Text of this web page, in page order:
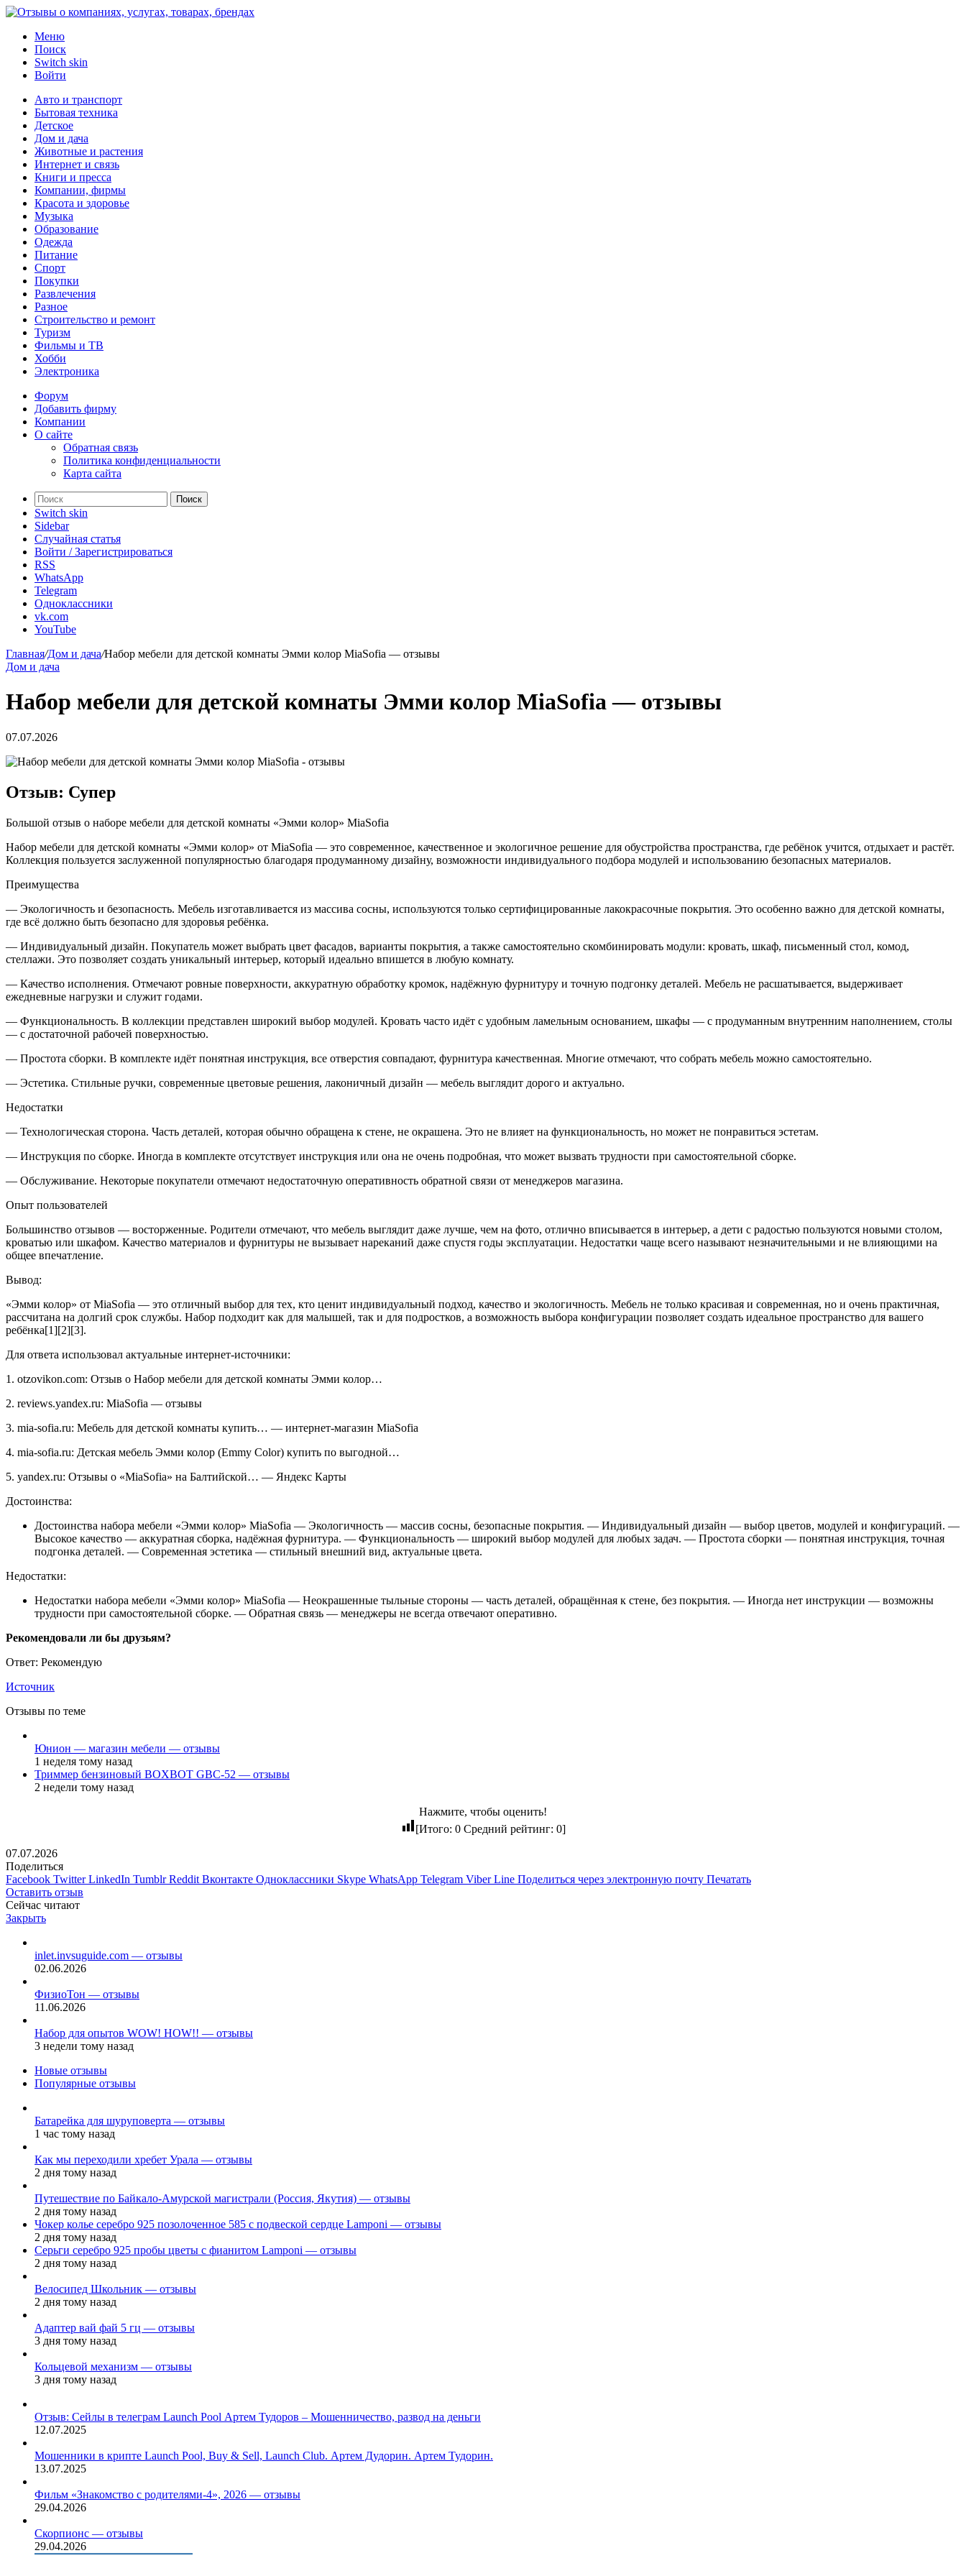
Меню
Поиск
Switch skin
Войти
Авто и транспорт
Бытовая техника
Детское
Дом и дача
Животные и растения
Интернет и связь
Книги и пресса
Компании, фирмы
Красота и здоровье
Музыка
Образование
Одежда
Питание
Спорт
Покупки
Развлечения
Разное
Строительство и ремонт
Туризм
Фильмы и ТВ
Хобби
Электроника
Форум
Добавить фирму
Компании
О сайте
Обратная связь
Политика конфиденциальности
Карта сайта
Поиск
Switch skin
Sidebar
Случайная статья
Войти / Зарегистрироваться
RSS
WhatsApp
Telegram
Одноклассники
vk.com
YouTube
Главная/Дом и дача/Набор мебели для детской комнаты Эмми колор MiaSofia — отзывы
Дом и дача
Набор мебели для детской комнаты Эмми колор MiaSofia — отзывы
07.07.2026
Отзыв: Супер
Большой отзыв о наборе мебели для детской комнаты «Эмми колор» MiaSofia
Набор мебели для детской комнаты «Эмми колор» от MiaSofia — это современное, качественное и экологичное решение для обустройства пространства, где ребёнок учится, отдыхает и растёт.
Коллекция пользуется заслуженной популярностью благодаря продуманному дизайну, возможности индивидуального подбора модулей и использованию безопасных материалов.
Преимущества
— Экологичность и безопасность. Мебель изготавливается из массива сосны, используются только сертифицированные лакокрасочные покрытия. Это особенно важно для детской комнаты,
где всё должно быть безопасно для здоровья ребёнка.
— Индивидуальный дизайн. Покупатель может выбрать цвет фасадов, варианты покрытия, а также самостоятельно скомбинировать модули: кровать, шкаф, письменный стол, комод,
стеллажи. Это позволяет создать уникальный интерьер, который идеально впишется в любую комнату.
— Качество исполнения. Отмечают ровные поверхности, аккуратную обработку кромок, надёжную фурнитуру и точную подгонку деталей. Мебель не расшатывается, выдерживает
ежедневные нагрузки и служит годами.
— Функциональность. В коллекции представлен широкий выбор модулей. Кровать часто идёт с удобным ламельным основанием, шкафы — с продуманным внутренним наполнением, столы
— с достаточной рабочей поверхностью.
— Простота сборки. В комплекте идёт понятная инструкция, все отверстия совпадают, фурнитура качественная. Многие отмечают, что собрать мебель можно самостоятельно.
— Эстетика. Стильные ручки, современные цветовые решения, лаконичный дизайн — мебель выглядит дорого и актуально.
Недостатки
— Технологическая сторона. Часть деталей, которая обычно обращена к стене, не окрашена. Это не влияет на функциональность, но может не понравиться эстетам.
— Инструкция по сборке. Иногда в комплекте отсутствует инструкция или она не очень подробная, что может вызвать трудности при самостоятельной сборке.
— Обслуживание. Некоторые покупатели отмечают недостаточную оперативность обратной связи от менеджеров магазина.
Опыт пользователей
Большинство отзывов — восторженные. Родители отмечают, что мебель выглядит даже лучше, чем на фото, отлично вписывается в интерьер, а дети с радостью пользуются новыми столом,
кроватью или шкафом. Качество материалов и фурнитуры не вызывает нареканий даже спустя годы эксплуатации. Недостатки чаще всего называют незначительными и не влияющими на
общее впечатление.
Вывод:
«Эмми колор» от MiaSofia — это отличный выбор для тех, кто ценит индивидуальный подход, качество и экологичность. Мебель не только красивая и современная, но и очень практичная,
рассчитана на долгий срок службы. Набор подходит как для малышей, так и для подростков, а возможность выбора конфигурации позволяет создать идеальное пространство для вашего
ребёнка[1][2][3].
Для ответа использовал актуальные интернет-источники:
1. otzovikon.com: Отзыв о Набор мебели для детской комнаты Эмми колор…
2. reviews.yandex.ru: MiaSofia — отзывы
3. mia-sofia.ru: Мебель для детской комнаты купить… — интернет-магазин MiaSofia
4. mia-sofia.ru: Детская мебель Эмми колор (Emmy Color) купить по выгодной…
5. yandex.ru: Отзывы о «MiaSofia» на Балтийской… — Яндекс Карты
Достоинства:
Достоинства набора мебели «Эмми колор» MiaSofia — Экологичность — массив сосны, безопасные покрытия. — Индивидуальный дизайн — выбор цветов, модулей и конфигураций. —
Высокое качество — аккуратная сборка, надёжная фурнитура. — Функциональность — широкий выбор модулей для любых задач. — Простота сборки — понятная инструкция, точная
подгонка деталей. — Современная эстетика — стильный внешний вид, актуальные цвета.
Недостатки:
Недостатки набора мебели «Эмми колор» MiaSofia — Неокрашенные тыльные стороны — часть деталей, обращённая к стене, без покрытия. — Иногда нет инструкции — возможны
трудности при самостоятельной сборке. — Обратная связь — менеджеры не всегда отвечают оперативно.
Рекомендовали ли бы друзьям?
Ответ: Рекомендую
Источник
Отзывы по теме
Юнион — магазин мебели — отзывы
1 неделя тому назад
Триммер бензиновый BOXBOT GBC-52 — отзывы
2 недели тому назад
Нажмите, чтобы оценить!
[Итого: 0Средний рейтинг: 0]
07.07.2026
Поделиться
Facebook Twitter LinkedIn Tumblr Reddit Вконтакте Одноклассники Skype WhatsApp Telegram Viber Line Поделиться через электронную почту Печатать
Оставить отзыв
Сейчас читают
Закрыть
inlet.invsuguide.com — отзывы
02.06.2026
ФизиоТон — отзывы
11.06.2026
Набор для опытов WOW! HOW!! — отзывы
3 недели тому назад
Новые отзывы
Популярные отзывы
Батарейка для шуруповерта — отзывы
1 час тому назад
Как мы переходили хребет Урала — отзывы
2 дня тому назад
Путешествие по Байкало-Амурской магистрали (Россия, Якутия) — отзывы
2 дня тому назад
Чокер колье серебро 925 позолоченное 585 с подвеской сердце Lamponi — отзывы
2 дня тому назад
Серьги серебро 925 пробы цветы с фианитом Lamponi — отзывы
2 дня тому назад
Велосипед Школьник — отзывы
2 дня тому назад
Адаптер вай фай 5 гц — отзывы
3 дня тому назад
Кольцевой механизм — отзывы
3 дня тому назад
Отзыв: Сейлы в телеграм Launch Pool Артем Тудоров – Мошенничество, развод на деньги
12.07.2025
Мошенники в крипте Launch Pool, Buy & Sell, Launch Club. Артем Дудорин. Артем Тудорин.
13.07.2025
Фильм «Знакомство с родителями-4», 2026 — отзывы
29.04.2026
Скорпионс — отзывы
29.04.2026